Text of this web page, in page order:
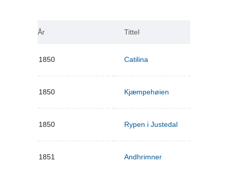
År Tittel
1850 Catilina
1850 Kjæmpehøien
1850 Rypen i Justedal
1851 Andhrimner